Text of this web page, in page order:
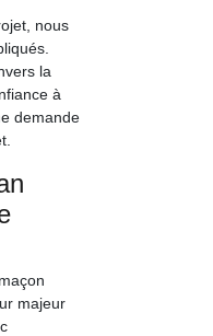
nous
la
à
demande
majeur